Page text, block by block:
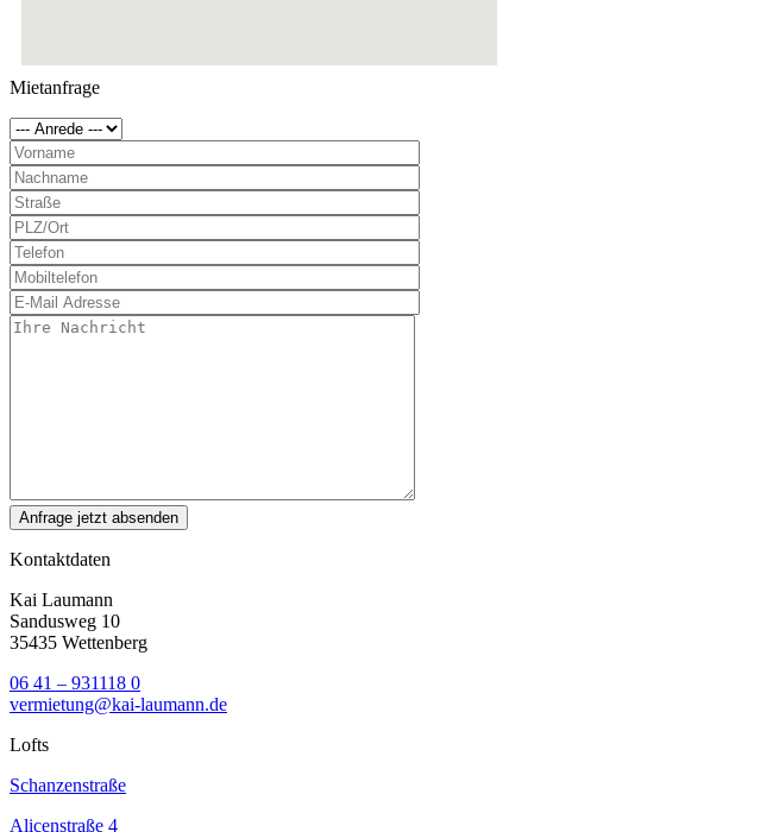
Mietanfrage
Kontaktdaten
Kai Laumann
Sandusweg 10
35435 Wettenberg
06 41 – 931118 0
vermietung@kai-laumann.de
Lofts
Schanzenstraße
Alicenstraße 4